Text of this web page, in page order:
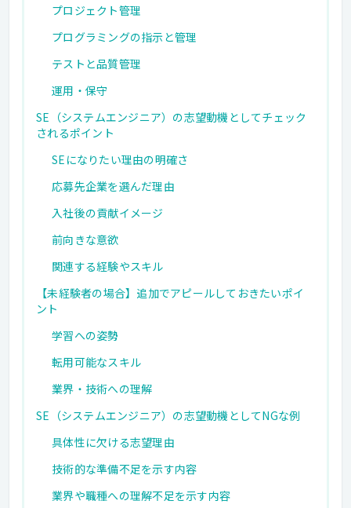
プロジェクト管理
プログラミングの指示と管理
テストと品質管理
運用・保守
SE（システムエンジニア）の志望動機としてチェック
されるポイント
SEになりたい理由の明確さ
応募先企業を選んだ理由
入社後の貢献イメージ
前向きな意欲
関連する経験やスキル
【未経験者の場合】追加でアピールしておきたいポイ
ント
学習への姿勢
転用可能なスキル
業界・技術への理解
SE（システムエンジニア）の志望動機としてNGな例
具体性に欠ける志望理由
技術的な準備不足を示す内容
業界や職種への理解不足を示す内容